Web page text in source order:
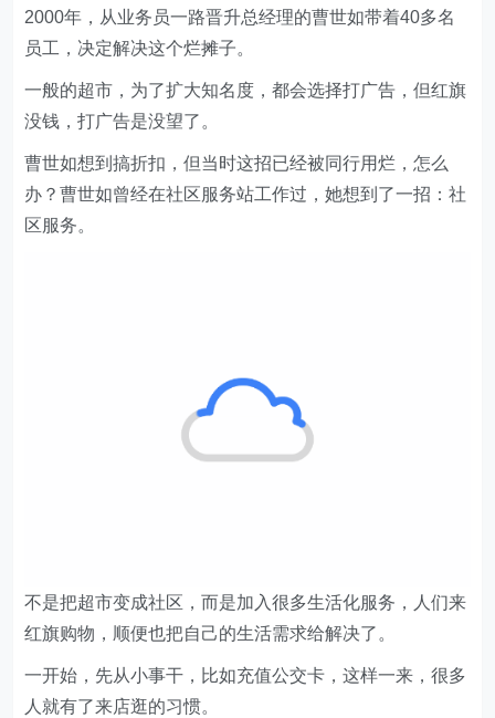
一般的超市，为了扩大知名度，都会选择打广告，但红旗
没钱，打广告是没望了。
曹世如想到搞折扣，但当时这招已经被同行用烂，怎么
办？曹世如曾经在社区服务站工作过，她想到了一招：社
区服务。
一开始，先从小事干，比如充值公交卡，这样一来，很多
人就有了来店逛的习惯。
再后来，曹世如和当时的40名老员工一起，逐渐探索新的
营业模式，硬是给超市加上了各种花活：